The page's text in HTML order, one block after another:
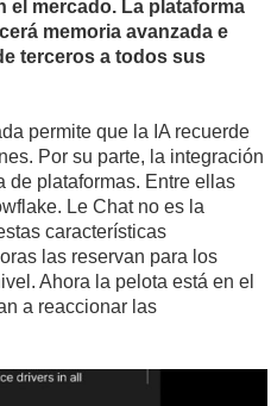
el mercado. La plataforma
memoria avanzada e
terceros a todos sus
permite que la IA recuerde
Por su parte, la integración
de plataformas. Entre ellas
Le Chat no es la
características
las reservan para los
Ahora la pelota está en el
a reaccionar las